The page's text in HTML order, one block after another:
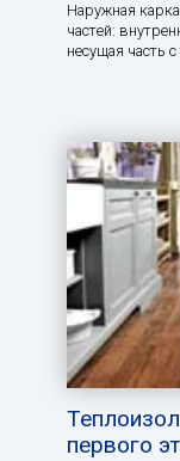
Наружная
частей:
несущая часть
первого